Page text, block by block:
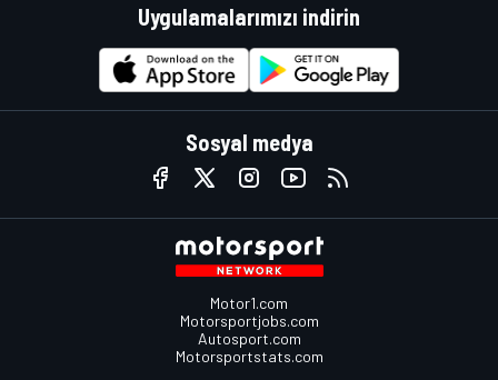
Uygulamalarımızı indirin
Sosyal medya
Motor1.com
Motorsportjobs.com
Autosport.com
Motorsportstats.com